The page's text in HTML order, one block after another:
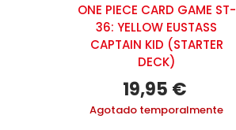
ONE PIECE CARD GAME ST-
36: YELLOW EUSTASS
CAPTAIN KID (STARTER
DECK)
19,95 €
Agotado temporalmente